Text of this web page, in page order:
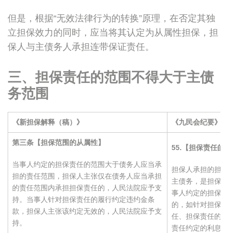
但是，根据“无效法律行为的转换”原理，在否定其独
立担保效力的同时，应当将其认定为从属性担保，担
保人与主债务人承担连带保证责任。
三、担保责任的范围不得大于主债
务范围
《新担保解释（稿）》 《九民会纪要》
第三条【担保范围的从属性】
当事人约定的担保责任的范围大于债务人应当承
担的责任范围，担保人主张仅在债务人应当承担
的责任范围内承担担保责任的，人民法院应予支
持。当事人针对担保责任的履行约定违约金条
款，担保人主张该约定无效的，人民法院应予支
持。
55. 【担保责任
担保人承担的担
主债务，是担保
事人约定的担保
的，如针对担保
任、担保责任的
责任约定的利息